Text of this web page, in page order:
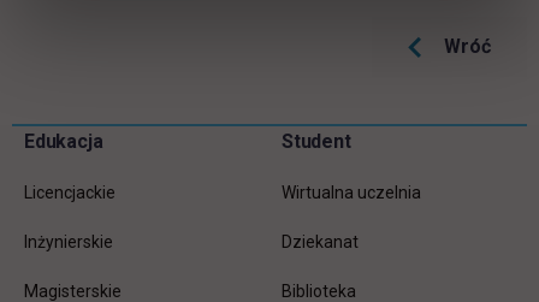
Wróć
Pomiń
Informacje w stopce
Edukacja
Licencjackie
Inżynierskie
Magisterskie
Student
Wirtualna uczelnia
Dziekanat
Biblioteka